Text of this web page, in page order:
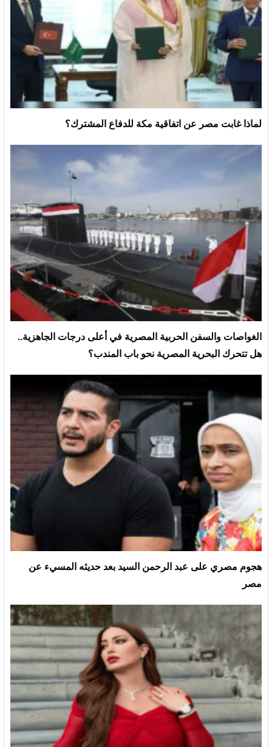
لماذا غابت مصر عن اتفاقية مكة للدفاع المشترك؟
الغواصات والسفن الحربية المصرية في أعلى درجات الجاهزية..
هل تتحرك البحرية المصرية نحو باب المندب؟
هجوم مصري على عبد الرحمن السيد بعد حديثه المسيء عن
مصر